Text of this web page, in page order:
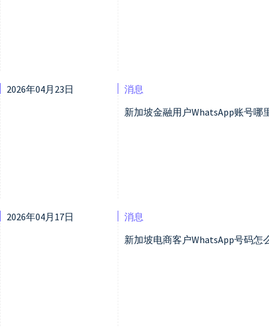
2026年04月23日
消息
新加坡金融用户WhatsApp账号哪
2026年04月17日
消息
新加坡电商客户WhatsApp号码怎